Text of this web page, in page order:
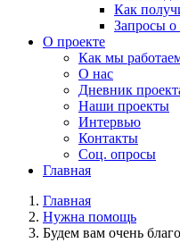
Как
Запросы
О проекте
Как мы
О нас
Дневник
Наши проекты
Интервью
Контакты
Соц. опросы
Главная
Главная
Нужна помощь
Будем вам очень